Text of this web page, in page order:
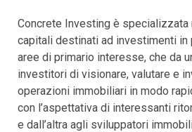
Concrete Investing è specializzata
capitali destinati ad investimenti
aree di primario interesse, che da
investitori di visionare, valutare e
operazioni immobiliari in modo
con l’aspettativa di interessanti
e dall’altra agli sviluppatori